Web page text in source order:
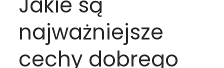
najważniejsze
cechy dobrego